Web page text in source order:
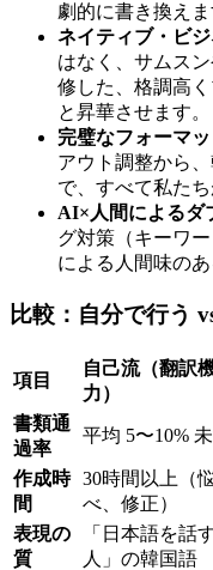
劇的に書き換えま
ネイティブ・ビ
はなく、サムス
修した、格調高
と昇華させます。
完璧なフォーマ
アウト調整から
で、すべて私たち
AI×人間によるダ
グ対策（キーワ
による人間味の
比較：自分で行う
項目
自己流（翻訳
力）
書類通
過率
平均 5〜10%
作成時
間
30時間以上（
べ、修正）
表現の
質
「日本語を話
人」の韓国語